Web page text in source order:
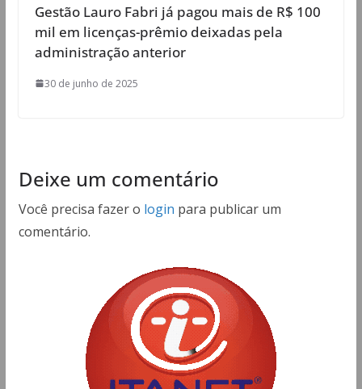
Gestão Lauro Fabri já pagou mais de R$ 100
mil em licenças-prêmio deixadas pela
administração anterior
30 de junho de 2025
Deixe um comentário
Você precisa fazer o login para publicar um
comentário.